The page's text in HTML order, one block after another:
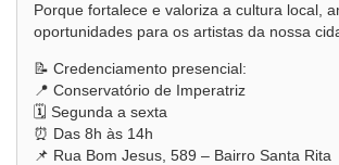
Porque fortalece e valoriza a cultura local,
oportunidades para os artistas da nossa
📝 Credenciamento presencial:
📍 Conservatório de Imperatriz
🗓️ Segunda a sexta
⏰ Das 8h às 14h
📌 Rua Bom Jesus, 589 – Bairro Santa Rita